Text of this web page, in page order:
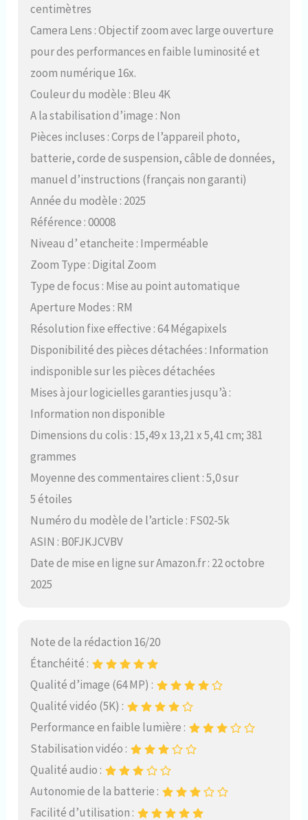
centimètres
Camera Lens : Objectif zoom avec large ouverture
pour des performances en faible luminosité et
zoom numérique 16x.
Couleur du modèle : Bleu 4K
A la stabilisation d’image : Non
Pièces incluses : Corps de l’appareil photo,
batterie, corde de suspension, câble de données,
manuel d’instructions (français non garanti)
Année du modèle : 2025
Référence : 00008
Niveau d’ etancheite : Imperméable
Zoom Type : Digital Zoom
Type de focus : Mise au point automatique
Aperture Modes : RM
Résolution fixe effective : 64 Mégapixels
Disponibilité des pièces détachées : Information
indisponible sur les pièces détachées
Mises à jour logicielles garanties jusqu’à :
Information non disponible
Dimensions du colis : 15,49 x 13,21 x 5,41 cm; 381
grammes
Moyenne des commentaires client : 5,0 sur
5 étoiles
Numéro du modèle de l’article : FS02-5k
ASIN : B0FJKJCVBV
Date de mise en ligne sur Amazon.fr : 22 octobre
2025
Note de la rédaction 16/20
Étanchéité :
Qualité d’image (64 MP) :
Qualité vidéo (5K) :
Performance en faible lumière :
Stabilisation vidéo :
Qualité audio :
Autonomie de la batterie :
Facilité d’utilisation :